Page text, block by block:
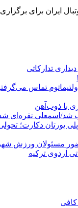
ایران برای
تدارکاتی
تماس
با ذوب‌آهن
شد/اسمعلی نقره‌ای
پلی یورتان دکارت؛
مسئولان ورزش
اردوی ترکیه
کافی